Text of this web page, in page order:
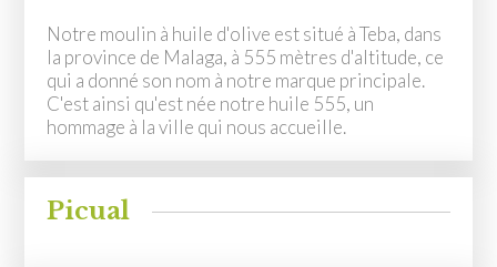
Notre moulin à huile d'olive est situé à Teba, dans
la province de Malaga, à 555 mètres d'altitude, ce
qui a donné son nom à notre marque principale.
C'est ainsi qu'est née notre huile 555, un
hommage à la ville qui nous accueille.
Picual